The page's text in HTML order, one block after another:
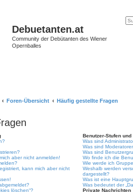
Debuetanten.at
Community der Debütanten des Wiener
Opernballes
Foren-Übersicht Häufig gestellte Fragen
aber nicht anmelden!
kann mich aber nicht
löschen“?
Benutzer-Stufen und
Was sind
Was sind
Was sind
Wo finde ich die
Wie werde ich
Weshalb werden
dargestellt?
Was ist eine
Was bedeutet der
Private Nachrichten